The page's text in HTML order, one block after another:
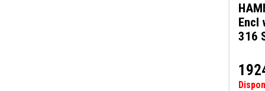
Encl
316